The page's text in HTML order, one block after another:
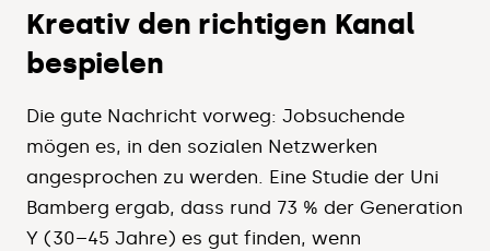
Kreativ den richtigen Kanal
bespielen
Die gute Nachricht vorweg: Jobsuchende
mögen es, in den sozialen Netzwerken
angesprochen zu werden. Eine Studie der Uni
Bamberg ergab, dass rund 73 % der Generation
Y (30–45 Jahre) es gut finden, wenn